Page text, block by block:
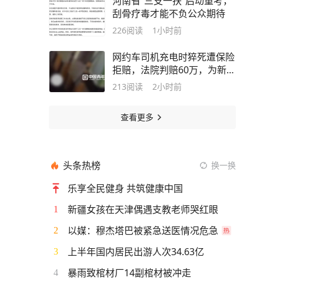
刮骨疗毒才能不负公众期待
226阅读 1小时前
网约车司机充电时猝死遭保险
拒赔，法院判赔60万，为新业
态劳动者权益兜底
213阅读 2小时前
查看更多
头条热榜 换一换
乐享全民健身 共筑健康中国
1 新疆女孩在天津偶遇支教老师哭红眼
2 以媒：穆杰塔巴被紧急送医情况危急
3 上半年国内居民出游人次34.63亿
4 暴雨致棺材厂14副棺材被冲走